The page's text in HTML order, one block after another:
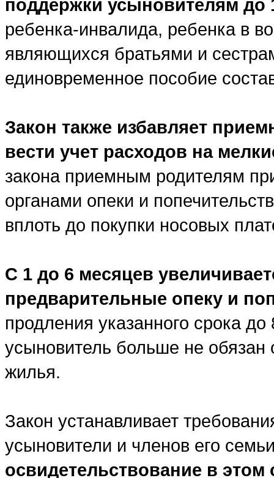
поддержки усыновителям до
ребенка-инвалида, ребенка в
являющихся братьями и
единовременное пособие
Закон также избавляет
вести учет расходов на
закона приемным родителям
органами опеки и
вплоть до покупки носовых
С 1 до 6 месяцев
предварительные опеку и
продления указанного срока
усыновитель больше не обязан
жилья.
Закон устанавливает
усыновители и членов его
освидетельствование в